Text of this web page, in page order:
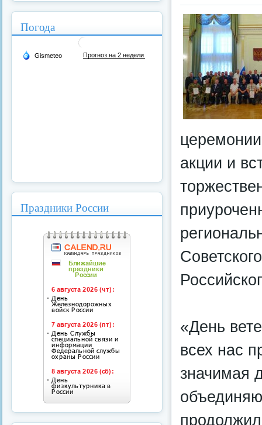
акции и
«День
всех нас
значимая
Погода
Праздники России